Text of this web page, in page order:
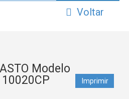
Voltar
Modelo
10020CP
Imprimir